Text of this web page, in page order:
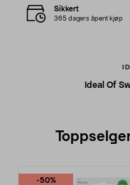
Ideal Of
Sikkert
365 dagers åpent kjøp
-50%